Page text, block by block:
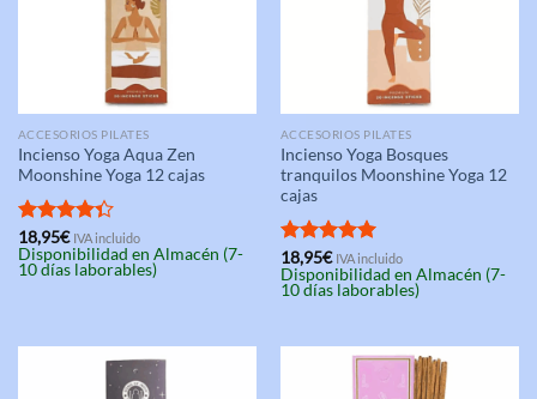
ACCESORIOS PILATES
Incienso Yoga Aqua Zen
Moonshine Yoga 12 cajas
Valorado
con4.33
de 5
18,95€ IVA incluido
Disponibilidad en Almacén (7-
10 días laborables)
ACCESORIOS PILATES
Incienso Yoga Bosques
tranquilos Moonshine Yoga 12
cajas
Valorado
con5.00
de 5
18,95€ IVA incluido
Disponibilidad en Almacén (7-
10 días laborables)